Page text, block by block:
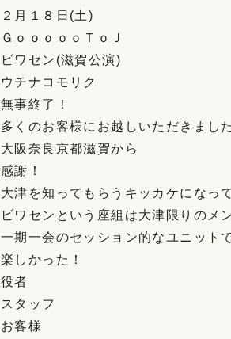
２月１８日(土)
ＧｏｏｏｏｏＴｏＪ
ビワセン(滋賀公演)
ウチナコモリク
無事終了！
多くのお客様にお越しいただきました
大阪奈良京都滋賀から
感謝！
大津を知ってもらうキッカケになっ
ビワセンという座組は大津限りのメ
一期一会のセッション的なユニット
楽しかった！
役者
スタッフ
お客様